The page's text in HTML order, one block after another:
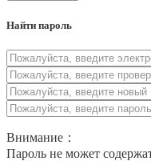
Найти пароль
Внимание：
Пароль не может